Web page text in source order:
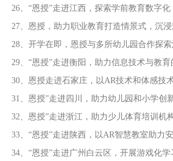
26、“恩授”走进江西，探索学前教育数字化
27、恩授，助力职业教育打造情景式，沉
28、开学在即，恩授与多所幼儿园合作探
29、“恩授”走进衡阳，助力信息技术与教
30、恩授走进石家庄，以AR技术和体感技
31、恩授”走进四川，助力幼儿园和小学创
32、恩授”走进浙江，助力少儿体育培训机
33、“恩授”走进陕西，以AR智慧教室助力
34、“恩授”走进广州白云区，开展游戏化